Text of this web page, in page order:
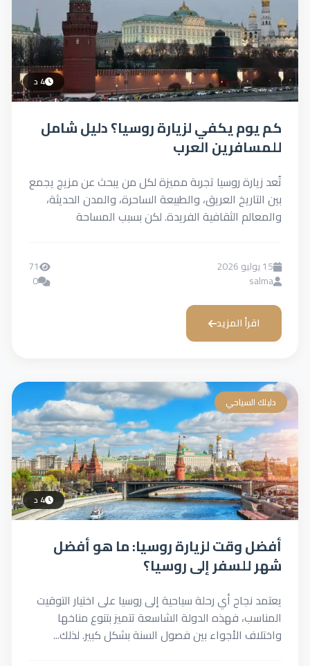
4 د
كم يوم يكفي لزيارة روسيا؟ دليل شامل
للمسافرين العرب
تُعد زيارة روسيا تجربة مميزة لكل من يبحث عن مزيج يجمع
بين التاريخ العريق، والطبيعة الساحرة، والمدن الحديثة،
والمعالم الثقافية الفريدة. لكن بسبب المساحة
15 يوليو 2026
salma
71
0
اقرأ المزيد
دليلك السياحي
4 د
أفضل وقت لزيارة روسيا: ما هو أفضل
شهر للسفر إلى روسيا؟
يعتمد نجاح أي رحلة سياحية إلى روسيا على اختيار التوقيت
المناسب، فهذه الدولة الشاسعة تتميز بتنوع مناخها
واختلاف الأجواء بين فصول السنة بشكل كبير. لذلك...